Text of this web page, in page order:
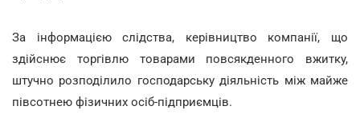
За інформацією слідства, керівництво компанії, що
здійснює торгівлю товарами повсякденного вжитку,
штучно розподілило господарську діяльність між майже
півсотнею фізичних осіб-підприємців.